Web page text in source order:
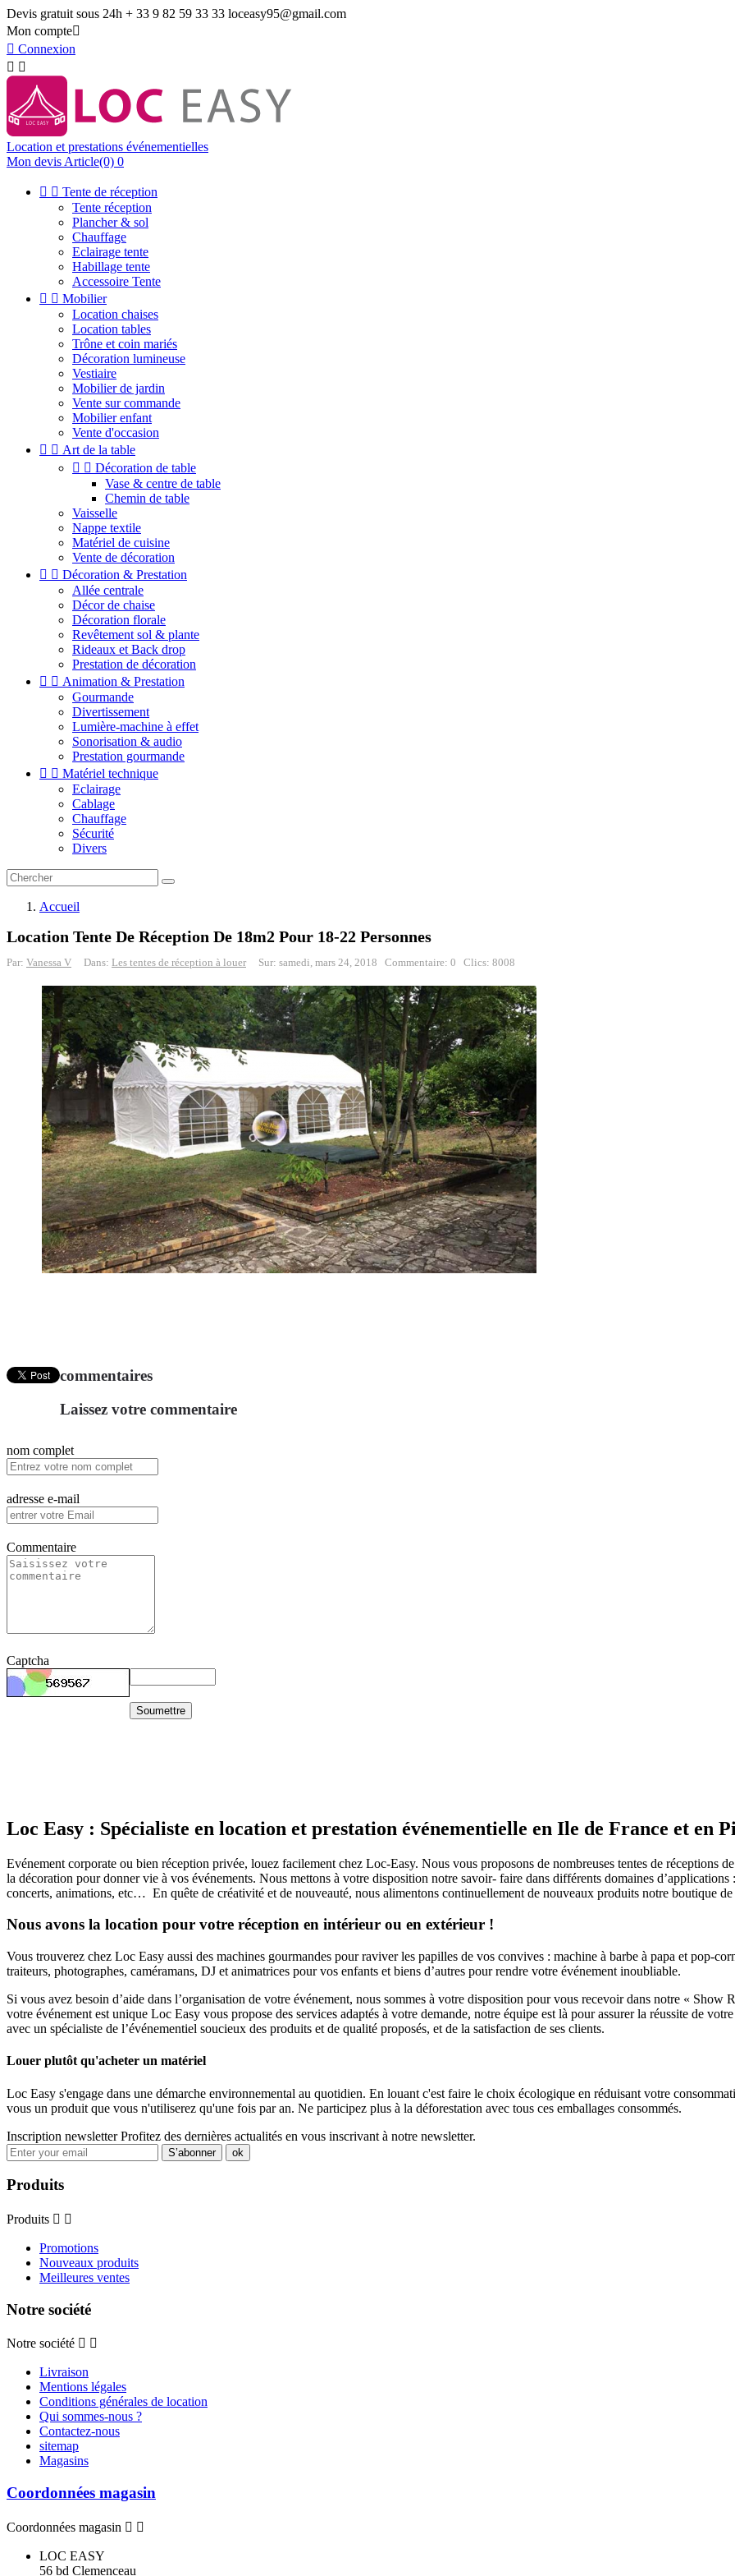
Devis gratuit sous 24h + 33 9 82 59 33 33 loceasy95@gmail.com
Mon compte
 Connexion
 
Location et prestations événementielles
Mon devis Article(0) 0
  Tente de réception
Tente réception
Plancher & sol
Chauffage
Eclairage tente
Habillage tente
Accessoire Tente
  Mobilier
Location chaises
Location tables
Trône et coin mariés
Décoration lumineuse
Vestiaire
Mobilier de jardin
Vente sur commande
Mobilier enfant
Vente d'occasion
  Art de la table
  Décoration de table
Vase & centre de table
Chemin de table
Vaisselle
Nappe textile
Matériel de cuisine
Vente de décoration
  Décoration & Prestation
Allée centrale
Décor de chaise
Décoration florale
Revêtement sol & plante
Rideaux et Back drop
Prestation de décoration
  Animation & Prestation
Gourmande
Divertissement
Lumière-machine à effet
Sonorisation & audio
Prestation gourmande
  Matériel technique
Eclairage
Cablage
Chauffage
Sécurité
Divers
Accueil
Location Tente De Réception De 18m2 Pour 18-22 Personnes
Par: Vanessa V Dans: Les tentes de réception à louer Sur: samedi, mars 24, 2018 Commentaire: 0 Clics: 8008
commentaires
Laissez votre commentaire
nom complet
adresse e-mail
Commentaire
Captcha
Soumettre
Loc Easy : Spécialiste en location et prestation événementielle en Ile de France et en
Evénement corporate ou bien réception privée, louez facilement chez Loc-Easy. Nous vous proposons de nombreuses tentes de réceptions
la décoration pour donner vie à vos événements. Nous mettons à votre disposition notre savoir- faire dans différents domaines d’applications
concerts, animations, etc… En quête de créativité et de nouveauté, nous alimentons continuellement de nouveaux produits notre boutique
Nous avons la location pour votre réception en intérieur ou en extérieur !
Vous trouverez chez Loc Easy aussi des machines gourmandes pour raviver les papilles de vos convives : machine à barbe à papa et pop-
traiteurs, photographes, caméramans, DJ et animatrices pour vos enfants et biens d’autres pour rendre votre événement inoubliable.
Si vous avez besoin d’aide dans l’organisation de votre événement, nous sommes à votre disposition pour vous recevoir dans notre «
votre événement est unique Loc Easy vous propose des services adaptés à votre demande, notre équipe est là pour assurer la réussite de
avec un spécialiste de l’événementiel soucieux des produits et de qualité proposés, et de la satisfaction de ses clients.
Louer plutôt qu'acheter un matériel
Loc Easy s'engage dans une démarche environnemental au quotidien. En louant c'est faire le choix écologique en réduisant votre
vous un produit que vous n'utiliserez qu'une fois par an. Ne participez plus à la déforestation avec tous ces emballages consommés.
Inscription newsletter Profitez des dernières actualités en vous inscrivant à notre newsletter.
Produits
Produits  
Promotions
Nouveaux produits
Meilleures ventes
Notre société
Notre société  
Livraison
Mentions légales
Conditions générales de location
Qui sommes-nous ?
Contactez-nous
sitemap
Magasins
Coordonnées magasin
Coordonnées magasin  
LOC EASY
56 bd Clemenceau